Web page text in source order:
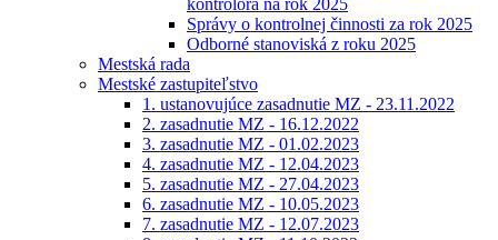
kontrolóra na rok 2025
Správy o kontrolnej činnosti za rok 2025
Odborné stanoviská z roku 2025
Mestská rada
Mestské zastupiteľstvo
1. ustanovujúce zasadnutie MZ - 23.11.2022
2. zasadnutie MZ - 16.12.2022
3. zasadnutie MZ - 01.02.2023
4. zasadnutie MZ - 12.04.2023
5. zasadnutie MZ - 27.04.2023
6. zasadnutie MZ - 10.05.2023
7. zasadnutie MZ - 12.07.2023